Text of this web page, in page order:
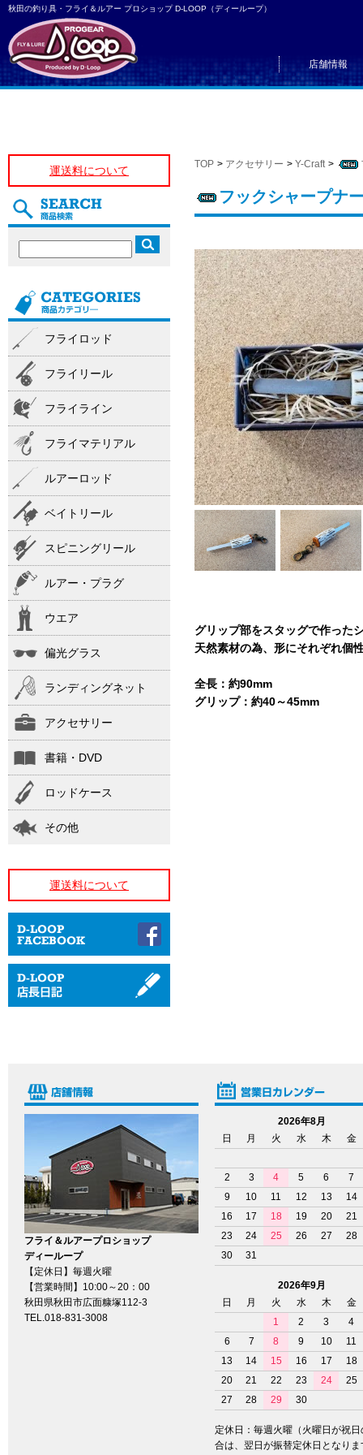
秋田の釣り具・フライ＆ルアー プロショップ D-LOOP（ディーループ）
店舗情報
TOP > アクセサリー > Y-Craft >
フックシャープナ
グリップ部をスタッグで作った
天然素材の為、形にそれぞれ個
全長：約90mm
グリップ：約40～45mm
運送料について
フライロッド
フライリール
フライライン
フライマテリアル
ルアーロッド
ベイトリール
スピニングリール
ルアー・プラグ
ウエア
偏光グラス
ランディングネット
アクセサリー
書籍・DVD
ロッドケース
その他
運送料について
フライ＆ルアープロショップ
ディーループ
【定休日】毎週火曜
【営業時間】10:00～20：00
秋田県秋田市広面糠塚112-3
TEL.018-831-3008
2026年8月
日
月 火 水 木 金
2 3 4 5 6
7
9
10 11 12 13
14
16
17 18 19 20
21
23
24 25 26 27
28
30
31
2026年9月
日
月 火 水 木
金
1
2 3
4
6
7 8 9 10
11
13
14 15 16 17
18
20
21 22 23 24
25
27
28 29 30
定休日：毎週火曜（火曜日が祝日
合は、翌日が振替定休日となりま